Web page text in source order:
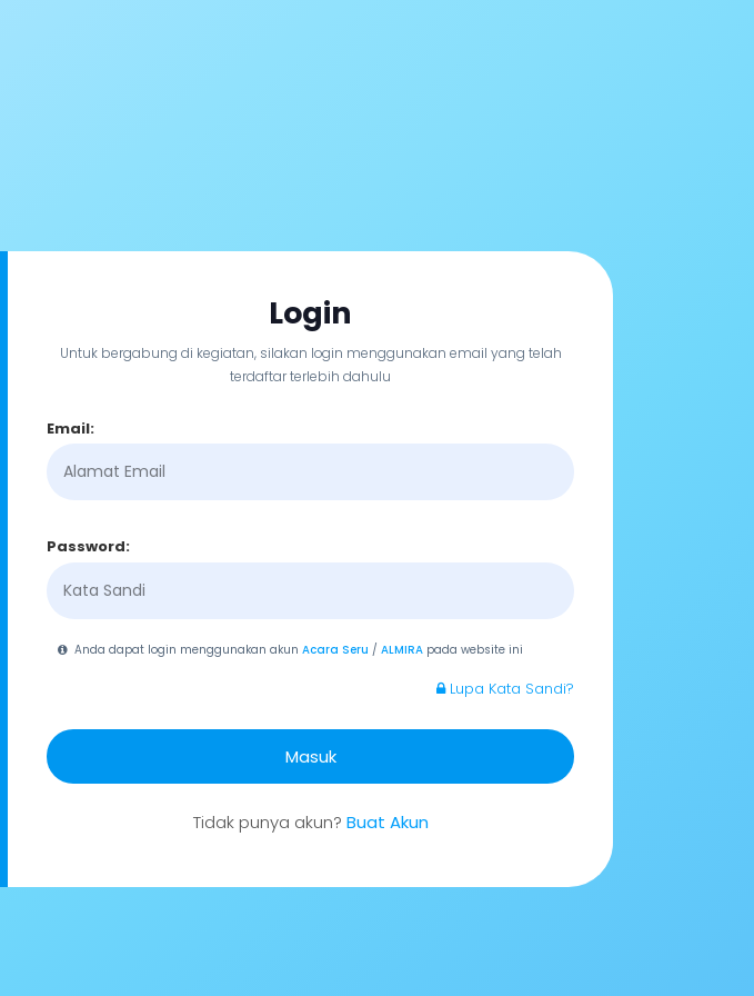
Login
Untuk bergabung di kegiatan, silakan login menggunakan email yang telah
terdaftar terlebih dahulu
Email:
Password:
Anda dapat login menggunakan akunAcara Seru /ALMIRA pada website ini
Lupa Kata Sandi?
Masuk
Tidak punya akun? Buat Akun